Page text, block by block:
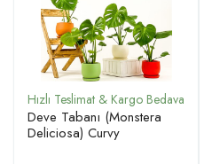
Deve Tabanı (Monstera
Deliciosa) Curvy